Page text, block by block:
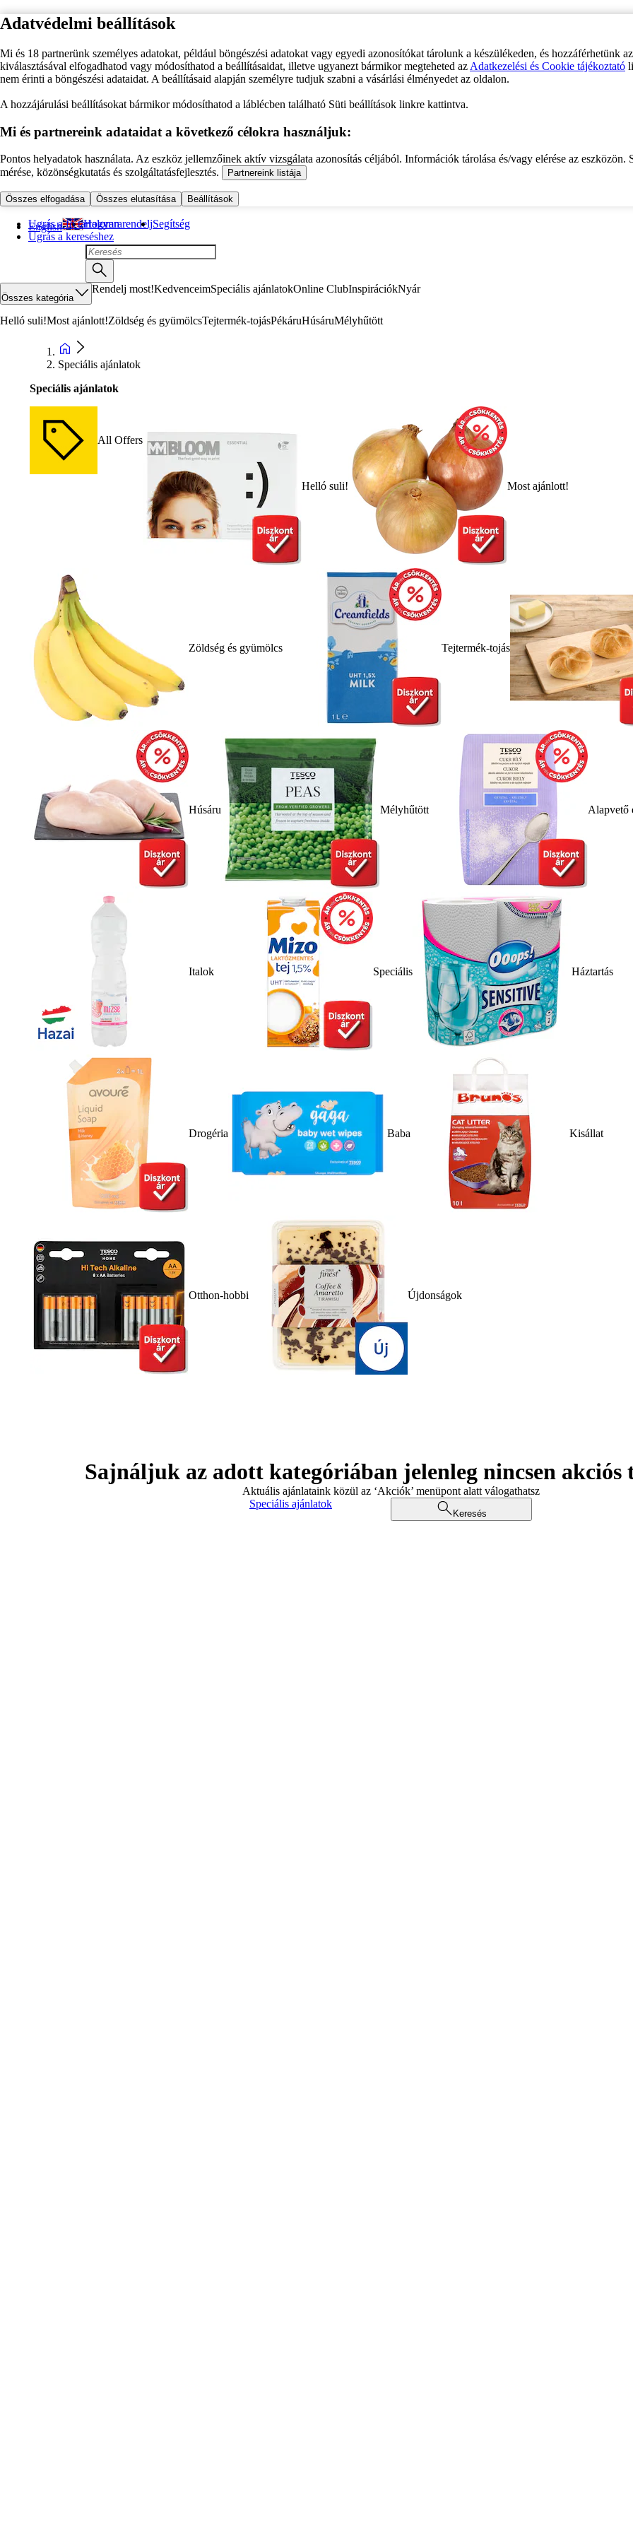
Adatvédelmi beállítások
Mi és 18 partnerünk személyes adatokat, például böngészési adatokat vagy egyedi azonosítókat tárolunk a készülékeden, és hozzáférhetünk
kiválasztásával elfogadhatod vagy módosíthatod a beállításaidat, illetve ugyanezt bármikor megteheted az Adatkezelési és Cookie tájékoztató
nem érinti a böngészési adataidat. A beállításaid alapján személyre tudjuk szabni a vásárlási élményedet az oldalon.
A hozzájárulási beállításokat bármikor módosíthatod a láblécben található Süti beállítások linkre kattintva.
Mi és partnereink adataidat a következő célokra használjuk:
Pontos helyadatok használata. Az eszköz jellemzőinek aktív vizsgálata azonosítás céljából. Információk tárolása és/vagy elérése az eszközön.
mérése, közönségkutatás és szolgáltatásfejlesztés.
Partnereink listája
Összes elfogadása Összes elutasítása Beállítások
Ugrás a fő tartalomra
Ugrás a kereséshez
English Hogyan rendeljSegítség
Összes kategória
Rendelj most!KedvenceimSpeciális ajánlatokOnline ClubInspirációkNyár
Helló suli!Most ajánlott!Zöldség és gyümölcsTejtermék-tojásPékáruHúsáruMélyhűtött
Speciális ajánlatok
Speciális ajánlatok
All Offers
Helló suli! Most ajánlott!
Zöldség és gyümölcs Tejtermék-tojás
Húsáru Mélyhűtött Alapvető
Italok Speciális Háztartás
Drogéria Baba Kisállat
Otthon-hobbi Újdonságok
Sajnáljuk az adott kategóriában jelenleg nincsen akciós
Aktuális ajánlataink közül az ‘Akciók’ menüpont alatt válogathatsz
Speciális ajánlatok
Keresés